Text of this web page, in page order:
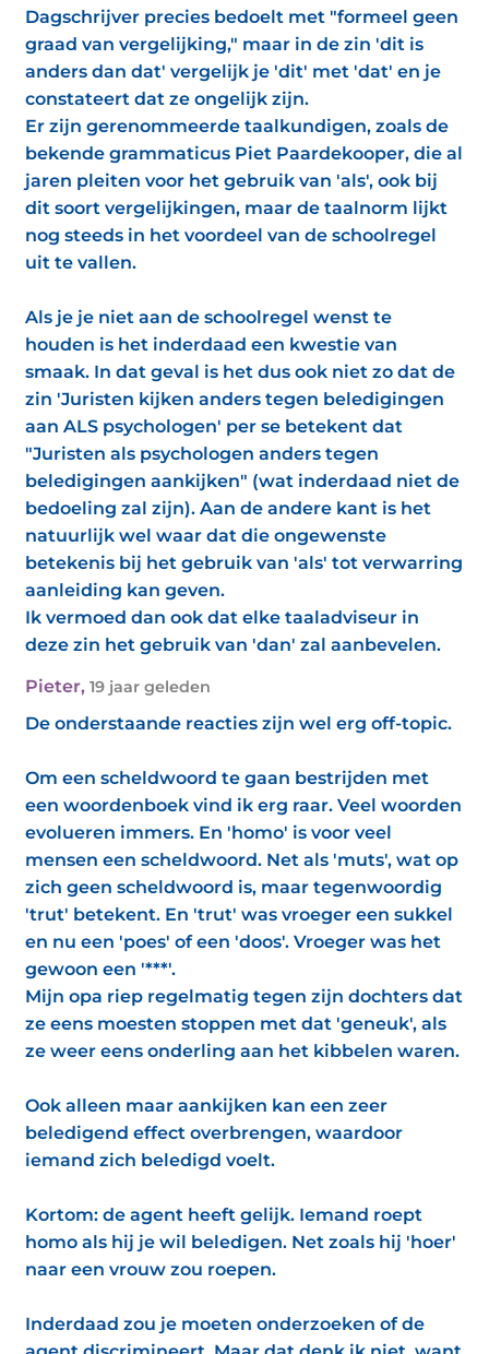
Dagschrijver precies bedoelt met "formeel geen
graad van vergelijking," maar in de zin 'dit is
anders dan dat' vergelijk je 'dit' met 'dat' en je
constateert dat ze ongelijk zijn.
Er zijn gerenommeerde taalkundigen, zoals de
bekende grammaticus Piet Paardekooper, die al
jaren pleiten voor het gebruik van 'als', ook bij
dit soort vergelijkingen, maar de taalnorm lijkt
nog steeds in het voordeel van de schoolregel
uit te vallen.
Als je je niet aan de schoolregel wenst te
houden is het inderdaad een kwestie van
smaak. In dat geval is het dus ook niet zo dat de
zin 'Juristen kijken anders tegen beledigingen
aan ALS psychologen' per se betekent dat
"Juristen als psychologen anders tegen
beledigingen aankijken" (wat inderdaad niet de
bedoeling zal zijn). Aan de andere kant is het
natuurlijk wel waar dat die ongewenste
betekenis bij het gebruik van 'als' tot verwarring
aanleiding kan geven.
Ik vermoed dan ook dat elke taaladviseur in
deze zin het gebruik van 'dan' zal aanbevelen.
Pieter, 19 jaar geleden
De onderstaande reacties zijn wel erg off-topic.
Om een scheldwoord te gaan bestrijden met
een woordenboek vind ik erg raar. Veel woorden
evolueren immers. En 'homo' is voor veel
mensen een scheldwoord. Net als 'muts', wat op
zich geen scheldwoord is, maar tegenwoordig
'trut' betekent. En 'trut' was vroeger een sukkel
en nu een 'poes' of een 'doos'. Vroeger was het
gewoon een '***'.
Mijn opa riep regelmatig tegen zijn dochters dat
ze eens moesten stoppen met dat 'geneuk', als
ze weer eens onderling aan het kibbelen waren.
Ook alleen maar aankijken kan een zeer
beledigend effect overbrengen, waardoor
iemand zich beledigd voelt.
Kortom: de agent heeft gelijk. Iemand roept
homo als hij je wil beledigen. Net zoals hij 'hoer'
naar een vrouw zou roepen.
Inderdaad zou je moeten onderzoeken of de